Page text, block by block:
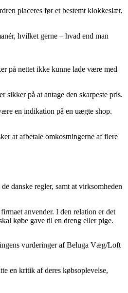
placeres før et bestemt klokkeslæt,
hvilket gerne – hvad end man
på nettet ikke kunne lade være med
på at antage den skarpeste pris.
en indikation på en uægte shop.
at afbetale omkostningerne af flere
danske regler, samt at virksomheden
anvender. I den relation er det
købe gave til en dreng eller pige.
vurderinger af Beluga Væg/Loft
en kritik af deres købsoplevelse,